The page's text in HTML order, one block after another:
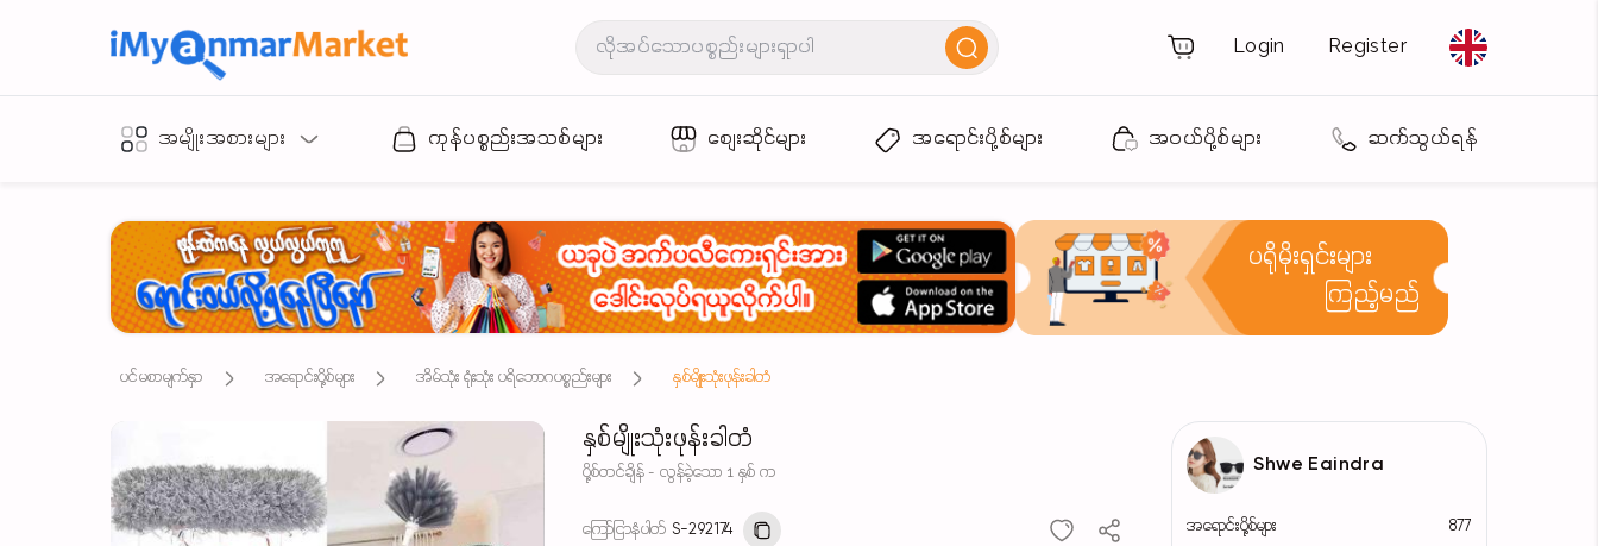
Login Register
အမျိုးအစားများ ကုန်ပစ္စည်းအသစ်များ စျေးဆိုင်များ အရောင်းပို့စ်များ အဝယ်ပို့စ်များ ဆက်သွယ်ရန်
ပရိုမိုးရှင်းများ
ကြည့်မည်
ပင်မစာမျက်နှာ အရောင်းပို့စ်များ အိမ်သုံး ရုံးသုံး ပရိဘောဂပစ္စည်းများ နှစ်မျိုးသုံးဖုန်းခါတံ
နှစ်မျိုးသုံးဖုန်းခါတံ
ပို့စ်တင်ချိန် - လွန်ခဲ့သော 1 နှစ် က
ကြော်ငြာနံပါတ် S-292174
Shwe Eaindra
အရောင်းပို့စ်များ 877